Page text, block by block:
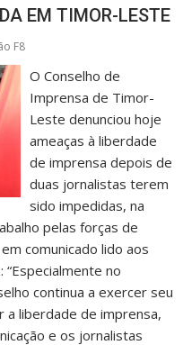
EM TIMOR-LESTE
F8
O Conselho de
Imprensa de Timor-
Leste denunciou hoje
ameaças à liberdade
de imprensa depois de
duas jornalistas terem
sido impedidas, na
pelas forças de
comunicado lido aos
no
continua a exercer seu
liberdade de imprensa,
e os jornalistas